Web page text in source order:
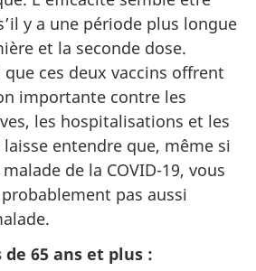
y a une période plus longue
et la seconde dose.
ces deux vaccins offrent
importante contre les
les hospitalisations et les
laisse entendre que, même si
de la COVID-19, vous
pas aussi
de 65 ans et plus :